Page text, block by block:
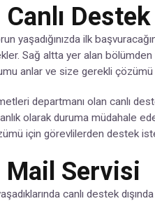
Destek
yaşadığınızda ilk
Sağ altta yer alan
anlar ve size gerekli çözümü
departmanı olan canlı
olarak duruma müdahale
için görevlilerden destek
Mail Servisi
canlı destek